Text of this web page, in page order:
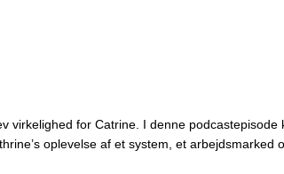
for Catrine. I denne podcastepisode
oplevelse af et system, et arbejdsmarked